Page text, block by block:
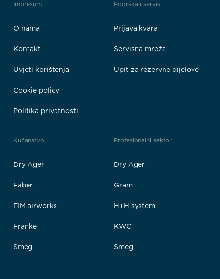
Impresum
O nama
Kontakt
Uvjeti korištenja
Cookie policy
Politika privatnosti
Podrška i servis
Prijava kvara
Servisna mreža
Upit za rezervne dijelove
Kućanstvo
Dry Ager
Faber
FIM airworks
Franke
Smeg
Profesionalni sektor
Dry Ager
Gram
H+H system
KWC
Smeg